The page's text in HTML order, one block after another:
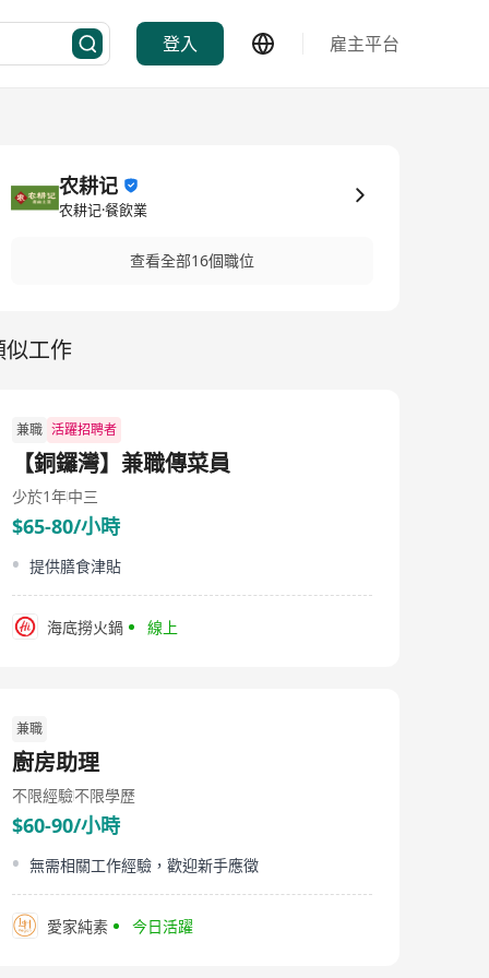
登入 雇主平台
农耕记
农耕记·餐飲業
查看全部16個職位
似工作
兼職 活躍招聘者
【銅鑼灣】兼職傳菜員
少於1年中三
$65-80/小時
提供膳食津貼
海底撈火鍋 線上
兼職
廚房助理
不限經驗不限學歷
$60-90/小時
無需相關工作經驗，歡迎新手應徵
愛家純素 今日活躍